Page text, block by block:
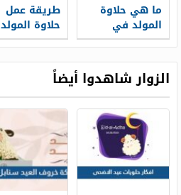
ما هي حلاوة
المولد في
السعودية
طريقة عمل
حلاوة المولد
في المنزل
الزوار شاهدوا أيضاً